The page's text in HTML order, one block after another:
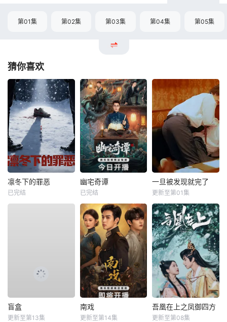
第01集 第02集 第03集 第04集 第05集
猜你喜欢
凛冬下的罪恶
已完结
幽宅奇谭
已完结
一旦被发现就完了
更新至第01集
盲盒
更新至第13集
南戏
更新至第14集
吾凰在上之凤御四方
更新至第08集